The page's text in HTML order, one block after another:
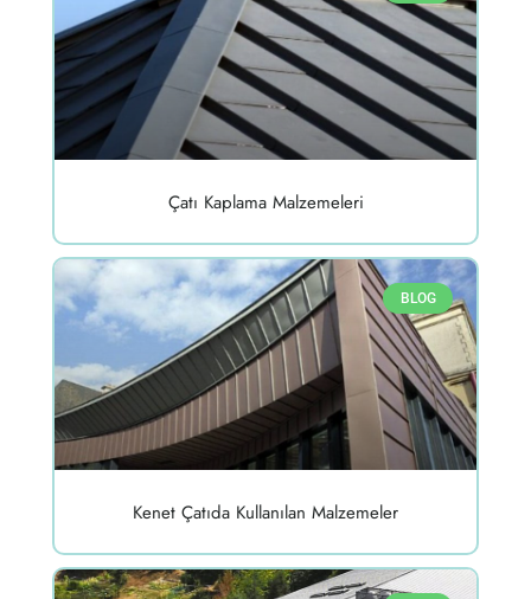
Çatı Kaplama Malzemeleri
BLOG
Kenet Çatıda Kullanılan Malzemeler